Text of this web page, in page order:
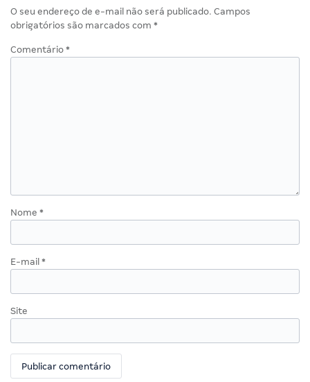
O seu endereço de e-mail não será publicado. Campos
obrigatórios são marcados com *
Comentário *
Nome *
E-mail *
Site